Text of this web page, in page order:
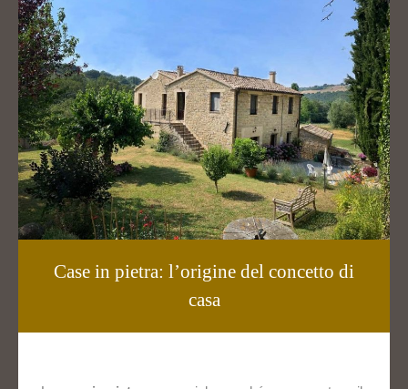
Case in pietra: l’origine del concetto di
casa